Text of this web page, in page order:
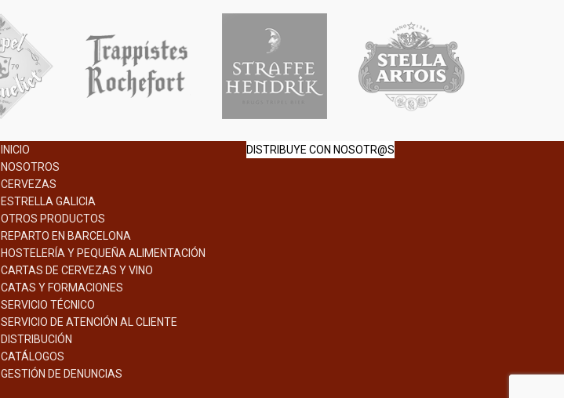
INICIO
NOSOTROS
CERVEZAS
ESTRELLA GALICIA
OTROS PRODUCTOS
REPARTO EN BARCELONA
HOSTELERÍA Y PEQUEÑA ALIMENTACIÓN
CARTAS DE CERVEZAS Y VINO
CATAS Y FORMACIONES
SERVICIO TÉCNICO
SERVICIO DE ATENCIÓN AL CLIENTE
DISTRIBUCIÓN
CATÁLOGOS
GESTIÓN DE DENUNCIAS
DISTRIBUYE CON NOSOTR@S